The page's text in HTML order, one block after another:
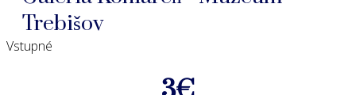
Trebišov
Vstupné